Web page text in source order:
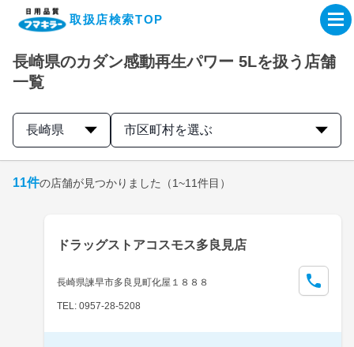
取扱店検索TOP
企業・IR情報サイト
製品情報サイト
取扱店検索はこちら
長崎県のカダン感動再生パワー 5Lを扱う店舗
一覧
長崎県 市区町村を選ぶ
11件の店舗が見つかりました （1~11件目）
ドラッグストアコスモス多良見店
長崎県諫早市多良見町化屋１８８８
TEL: 0957-28-5208